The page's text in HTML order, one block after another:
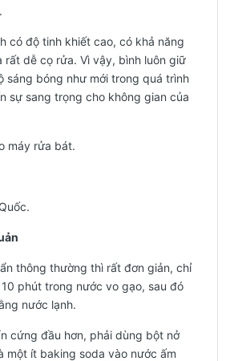
có độ tinh khiết cao, có khả năng
rất dễ cọ rửa. Vì vậy, bình luôn giữ
sáng bóng như mới trong quá trình
sự sang trọng cho không gian của
máy rửa bát.
thông thường thì rất đơn giản, chỉ
phút trong nước vo gạo, sau đó
nước lạnh.
cứng đầu hơn, phải dùng bột nở
một ít baking soda vào nước ấm